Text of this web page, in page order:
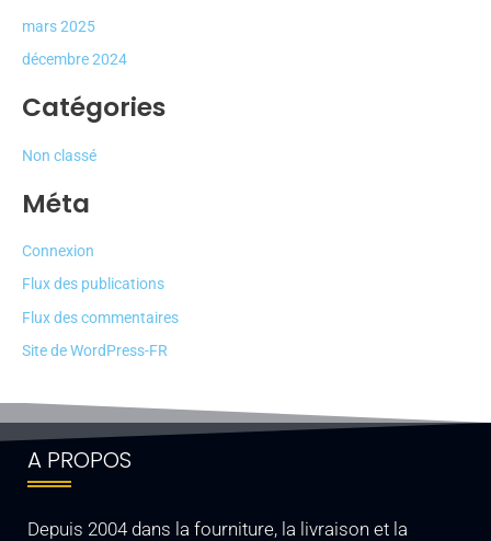
mars 2025
décembre 2024
Catégories
Non classé
Méta
Connexion
Flux des publications
Flux des commentaires
Site de WordPress-FR
A PROPOS
Depuis 2004 dans la fourniture, la livraison et la